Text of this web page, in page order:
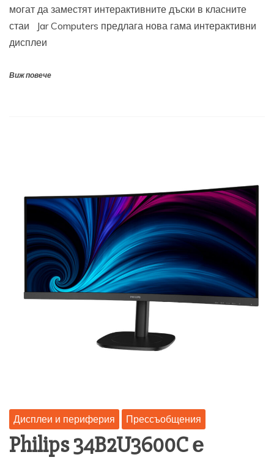
могат да заместят интерактивните дъски в класните
стаи Jar Computers предлага нова гама интерактивни
дисплеи
Виж повече
Дисплеи и периферия Прессъобщения
Philips 34B2U3600C е